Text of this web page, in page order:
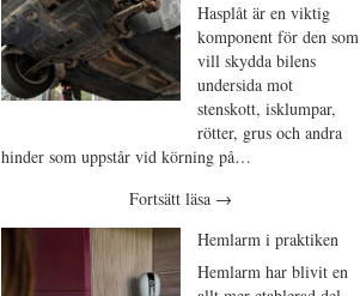
Hasplåt är en viktig
komponent för den som
vill skydda bilens
undersida mot
stenskott, isklumpar,
rötter, grus och andra
hinder som uppstår vid körning på…
Fortsätt läsa →
Hemlarm i praktiken
Hemlarm har blivit en